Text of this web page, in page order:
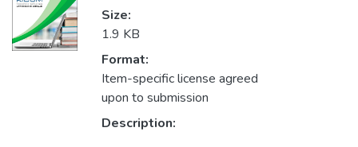
Size:
1.9 KB
Format:
Item-specific license agreed
upon to submission
Description: